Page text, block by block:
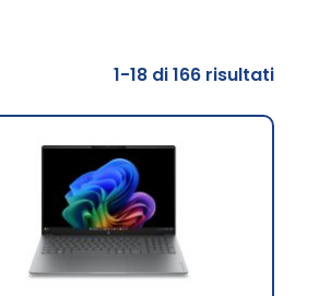
1-18 di166 risultati